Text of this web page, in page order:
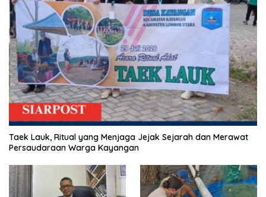
Taek Lauk, Ritual yang Menjaga Jejak Sejarah dan Merawat
Persaudaraan Warga Kayangan